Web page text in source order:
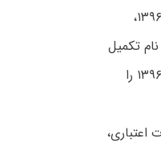
ظرفیت بهمن ماه ۱۳۹۶،
تکمیل
ظرفیت بهمن ماه ۱۳۹۶ را
اعتباری،